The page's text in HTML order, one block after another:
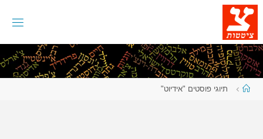
דלגו
לתוכן
עמודתיוגי פוסטים "אידיוט"